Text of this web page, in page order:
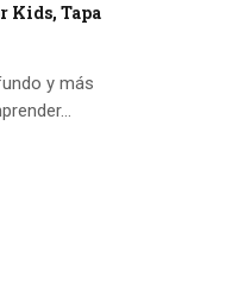
Kids, Tapa
y más